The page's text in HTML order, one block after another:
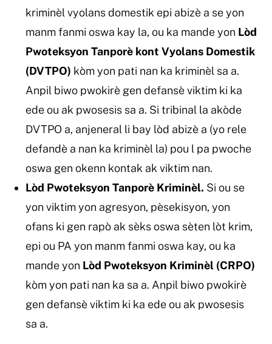
kriminèl vyolans domestik epi abizè a se yon
manm fanmi oswa kay la, ou ka mande yon Lòd
Pwoteksyon Tanporè kont Vyolans Domestik
(DVTPO) kòm yon pati nan ka kriminèl sa a.
Anpil biwo pwokirè gen defansè viktim ki ka
ede ou ak pwosesis sa a. Si tribinal la akòde
DVTPO a, anjeneral li bay lòd abizè a (yo rele
defandè a nan ka kriminèl la) pou l pa pwoche
oswa gen okenn kontak ak viktim nan.
Lòd Pwoteksyon Tanporè Kriminèl. Si ou se
yon viktim yon agresyon, pèsekisyon, yon
ofans ki gen rapò ak sèks oswa sèten lòt krim,
epi ou PA yon manm fanmi oswa kay, ou ka
mande yon Lòd Pwoteksyon Kriminèl (CRPO)
kòm yon pati nan ka sa a. Anpil biwo pwokirè
gen defansè viktim ki ka ede ou ak pwosesis
sa a.